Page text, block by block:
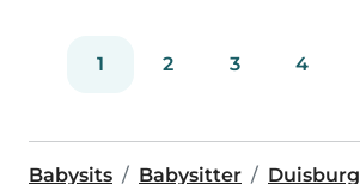
1 2 3 4
Babysits Babysitter Duisburg